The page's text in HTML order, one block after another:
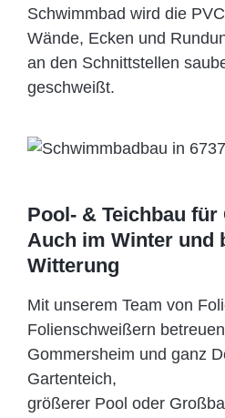
Schwimmbad wird die
Wände, Ecken und
an den Schnittstellen
geschweißt.
Pool- & Teichbau
Auch im Winter und
Witterung
Mit unserem Team von
Folien­schweißern
Gommersheim und ganz
Gartenteich,
größerer Pool oder